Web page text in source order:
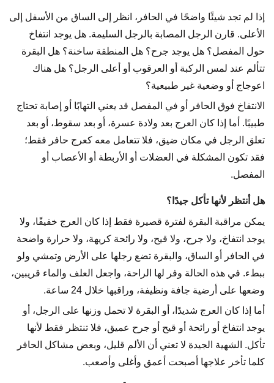
إذا لم تجد شيئًا واضحًا في الحافر، انظر إلى الساق من الأسفل إلى
الأعلى. قارن الرجل المصابة بالرجل السليمة. هل يوجد انتفاخ
حول المفصل؟ هل يوجد جرح؟ هل المنطقة ساخنة؟ هل البقرة
تتألم عند لمس الركبة أو العرقوب أو أعلى الرجل؟ هل هناك
اعوجاج أو وضعية غير طبيعية؟
الانتفاخ فوق الحافر أو في المفصل قد يعني التهابًا أو إصابة تحتاج
طبيبًا. أما إذا كان العرج بعد ولادة عسرة، أو بعد سقوط، أو بعد
تعلق الرجل في مكان ضيق، فلا تتعامل معه كعرج حافر فقط؛
فقد تكون المشكلة في العضلات أو الأربطة أو الأعصاب أو
المفصل.
هل أنتظر لأنها تأكل جيدًا؟
يمكن مراقبة البقرة لفترة قصيرة فقط إذا كان العرج خفيفًا، ولا
يوجد انتفاخ، ولا جرح، ولا قيح، ولا رائحة كريهة، ولا حرارة واضحة
في الحافر أو الساق، والبقرة تضع رجلها على الأرض وتمشي ولو
ببطء. في هذه الحالة وفر لها الراحة، واجعل العلف والماء قريبين،
وضعها على أرضية جافة ونظيفة، وراقبها خلال 24 ساعة.
أما إذا كان العرج شديدًا، أو البقرة لا تحمل وزنها على الرجل، أو
يوجد انتفاخ أو رائحة أو قيح أو جرح عميق، فلا تنتظر فقط لأنها
تأكل. الشهية الجيدة لا تعني أن الألم قليل، وبعض مشاكل الحافر
كلما تأخر علاجها أصبحت أعمق وأغلى وأصعب.